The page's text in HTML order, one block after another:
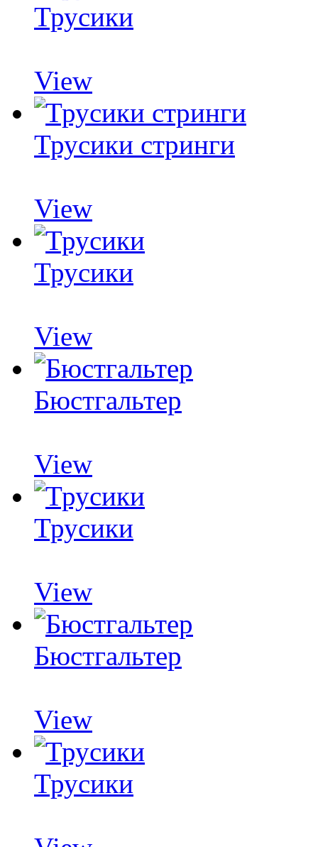
Трусики
View
Трусики стринги
View
Трусики
View
Бюстгальтер
View
Трусики
View
Бюстгальтер
View
Трусики